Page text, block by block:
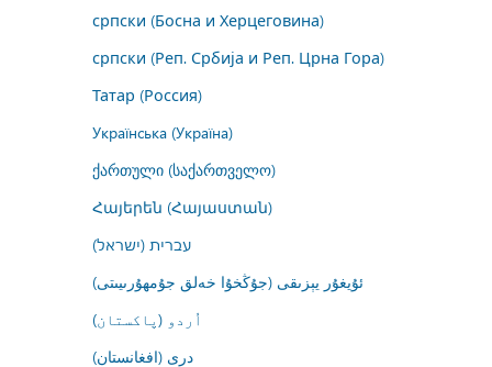
српски (Босна и Херцеговина)
српски (Реп. Србија и Реп. Црна Гора)
Татар (Россия)
Українська (Україна)
ქართული (საქართველო)
Հայերեն (Հայաստան)
עברית (ישראל)
ئۇيغۇر يېزىقى (جۇڭخۇا خەلق جۇمھۇرىيىتى)
اُردو (پاکستان)
درى (افغانستان)